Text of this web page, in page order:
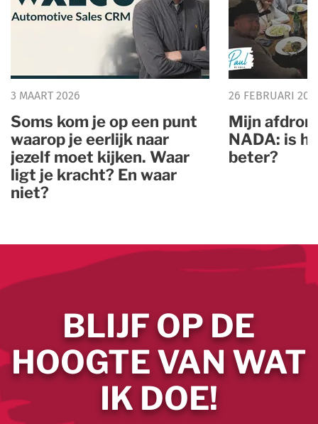
3 MAART 2026
Soms kom je op een punt
waarop je eerlijk naar
jezelf moet kijken. Waar
ligt je kracht? En waar
niet?
26 FEBRUARI
Mijn
NADA: is
beter?
BLIJF OP DE
HOOGTE VAN WAT
IK DOE!